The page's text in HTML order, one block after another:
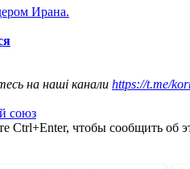
Ирана.
на наші канали https://t.me/
союз
Ctrl+Enter, чтобы сообщить об